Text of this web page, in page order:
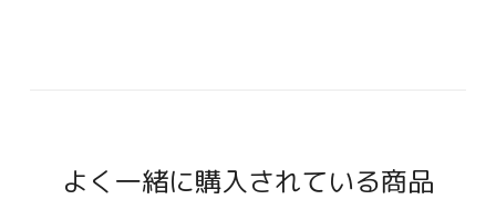
よく一緒に購入されている商品